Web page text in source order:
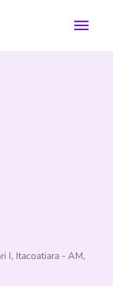
I, Itacoatiara - AM,